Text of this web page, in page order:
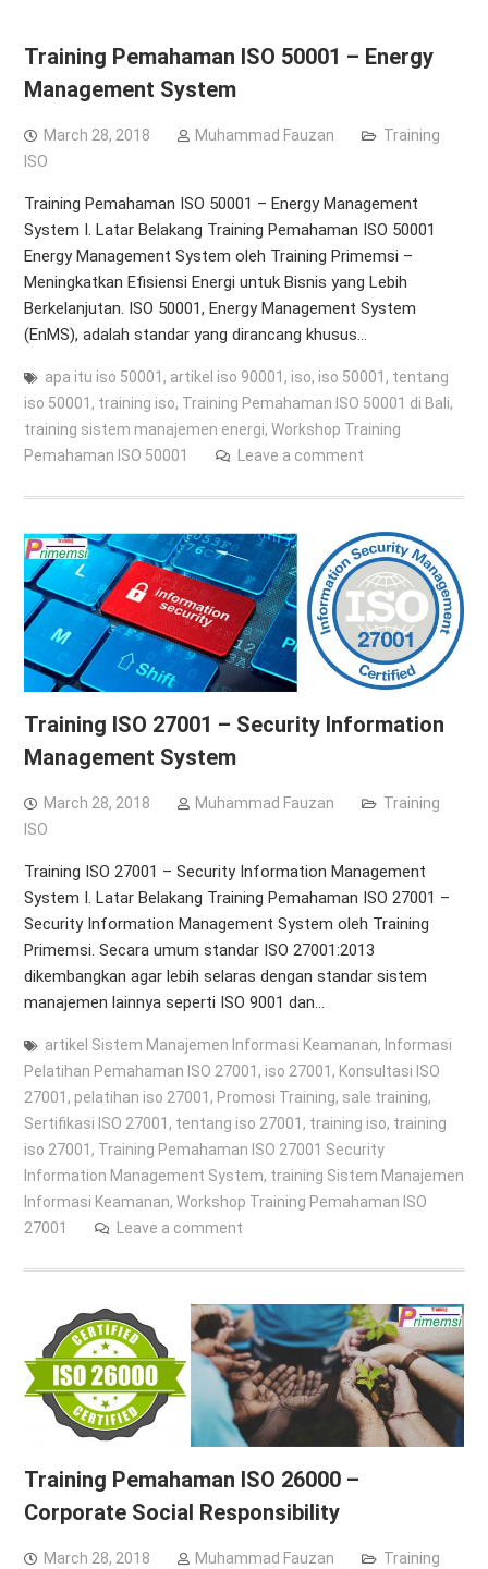
Training Pemahaman ISO 50001 – Energy
Management System
March 28, 2018 Muhammad Fauzan
Training
ISO
Training Pemahaman ISO 50001 – Energy Management
System I. Latar Belakang Training Pemahaman ISO 50001
Energy Management System oleh Training Primemsi –
Meningkatkan Efisiensi Energi untuk Bisnis yang Lebih
Berkelanjutan. ISO 50001, Energy Management System
(EnMS), adalah standar yang dirancang khusus…
apa itu iso 50001 , artikel iso 90001 , iso, iso 50001 , tentang
iso 50001 , training iso, Training Pemahaman ISO 50001 di Bali,
training sistem manajemen energi, Workshop Training
Pemahaman ISO 50001
Leave a comment
Training ISO 27001 – Security Information
Management System
March 28, 2018 Muhammad Fauzan
Training
ISO
Training ISO 27001 – Security Information Management
System I. Latar Belakang Training Pemahaman ISO 27001 –
Security Information Management System oleh Training
Primemsi. Secara umum standar ISO 27001:2013
dikembangkan agar lebih selaras dengan standar sistem
manajemen lainnya seperti ISO 9001 dan…
artikel Sistem Manajemen Informasi Keamanan, Informasi
Pelatihan Pemahaman ISO 27001 , iso 27001 , Konsultasi ISO
27001 , pelatihan iso 27001 , Promosi Training, sale training,
Sertifikasi ISO 27001 , tentang iso 27001 , training iso, training
iso 27001 , Training Pemahaman ISO 27001 Security
Information Management System, training Sistem Manajemen
Informasi Keamanan, Workshop Training Pemahaman ISO
27001
Leave a comment
Training Pemahaman ISO 26000 –
Corporate Social Responsibility
March 28, 2018 Muhammad Fauzan
Training